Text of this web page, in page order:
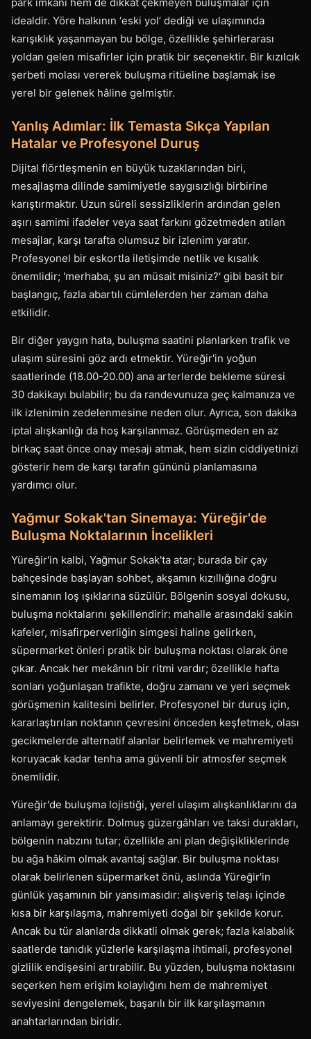
idealdir. Yöre halkının ‘eski yol’ dediği ve ulaşımında
karışıklık yaşanmayan bu bölge, özellikle şehirlerarası
yoldan gelen misafirler için pratik bir seçenektir. Bir kızılcık
şerbeti molası vererek buluşma ritüeline başlamak ise
yerel bir gelenek hâline gelmiştir.
Yanlış Adımlar: İlk Temasta Sıkça Yapılan
Hatalar ve Profesyonel Duruş
Dijital flörtleşmenin en büyük tuzaklarından biri,
mesajlaşma dilinde samimiyetle saygısızlığı birbirine
karıştırmaktır. Uzun süreli sessizliklerin ardından gelen
aşırı samimi ifadeler veya saat farkını gözetmeden atılan
mesajlar, karşı tarafta olumsuz bir izlenim yaratır.
Profesyonel bir eskortla iletişimde netlik ve kısalık
önemlidir; 'merhaba, şu an müsait misiniz?' gibi basit bir
başlangıç, fazla abartılı cümlelerden her zaman daha
etkilidir.
Bir diğer yaygın hata, buluşma saatini planlarken trafik ve
ulaşım süresini göz ardı etmektir. Yüreğir'in yoğun
saatlerinde (18.00-20.00) ana arterlerde bekleme süresi
30 dakikayı bulabilir; bu da randevunuza geç kalmanıza ve
ilk izlenimin zedelenmesine neden olur. Ayrıca, son dakika
iptal alışkanlığı da hoş karşılanmaz. Görüşmeden en az
birkaç saat önce onay mesajı atmak, hem sizin ciddiyetinizi
gösterir hem de karşı tarafın gününü planlamasına
yardımcı olur.
Yağmur Sokak'tan Sinemaya: Yüreğir'de
Buluşma Noktalarının İncelikleri
Yüreğir'in kalbi, Yağmur Sokak'ta atar; burada bir çay
bahçesinde başlayan sohbet, akşamın kızıllığına doğru
sinemanın loş ışıklarına süzülür. Bölgenin sosyal dokusu,
buluşma noktalarını şekillendirir: mahalle arasındaki sakin
kafeler, misafirperverliğin simgesi haline gelirken,
süpermarket önleri pratik bir buluşma noktası olarak öne
çıkar. Ancak her mekânın bir ritmi vardır; özellikle hafta
sonları yoğunlaşan trafikte, doğru zamanı ve yeri seçmek
görüşmenin kalitesini belirler. Profesyonel bir duruş için,
kararlaştırılan noktanın çevresini önceden keşfetmek, olası
gecikmelerde alternatif alanlar belirlemek ve mahremiyeti
koruyacak kadar tenha ama güvenli bir atmosfer seçmek
önemlidir.
Yüreğir'de buluşma lojistiği, yerel ulaşım alışkanlıklarını da
anlamayı gerektirir. Dolmuş güzergâhları ve taksi durakları,
bölgenin nabzını tutar; özellikle ani plan değişikliklerinde
bu ağa hâkim olmak avantaj sağlar. Bir buluşma noktası
olarak belirlenen süpermarket önü, aslında Yüreğir'in
günlük yaşamının bir yansımasıdır: alışveriş telaşı içinde
kısa bir karşılaşma, mahremiyeti doğal bir şekilde korur.
Ancak bu tür alanlarda dikkatli olmak gerek; fazla kalabalık
saatlerde tanıdık yüzlerle karşılaşma ihtimali, profesyonel
gizlilik endişesini artırabilir. Bu yüzden, buluşma noktasını
seçerken hem erişim kolaylığını hem de mahremiyet
seviyesini dengelemek, başarılı bir ilk karşılaşmanın
anahtarlarından biridir.